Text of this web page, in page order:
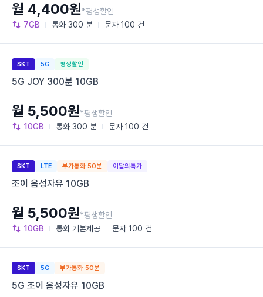
7GB 통화 300 분 문자 100 건
월 4,400원*평생할인
SKT 5G 평생할인
5G JOY 300분 10GB
10GB 통화 300 분 문자 100 건
월 5,500원*평생할인
SKT LTE 부가통화 50분 이달의특가
조이 음성자유 10GB
10GB 통화 기본제공 문자 100 건
월 5,500원*평생할인
SKT 5G 부가통화 50분
5G 조이 음성자유 10GB